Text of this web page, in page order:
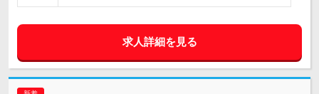
求人詳細を見る